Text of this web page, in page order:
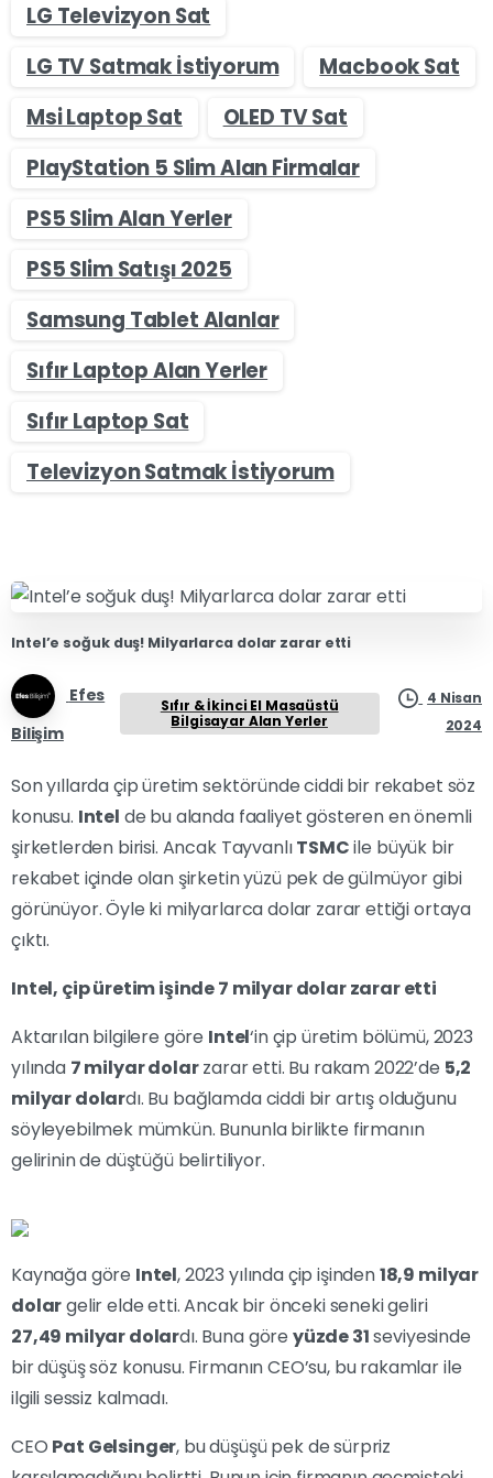
LG Televizyon Sat
LG TV Satmak İstiyorum
Macbook Sat
Msi Laptop Sat
OLED TV Sat
PlayStation 5 Slim Alan Firmalar
PS5 Slim Alan Yerler
PS5 Slim Satışı 2025
Samsung Tablet Alanlar
Sıfır Laptop Alan Yerler
Sıfır Laptop Sat
Televizyon Satmak İstiyorum
Intel’e soğuk duş! Milyarlarca dolar zarar etti
Efes
Bilişim
Sıfır & İkinci El Masaüstü
Bilgisayar Alan Yerler
4 Nisan
2024
Son yıllarda çip üretim sektöründe ciddi bir rekabet söz
konusu. Intel de bu alanda faaliyet gösteren en önemli
şirketlerden birisi. Ancak TayvanlıTSMCile büyük bir
rekabet içinde olan şirketin yüzü pek de gülmüyor gibi
görünüyor. Öyle ki milyarlarca dolar zarar ettiği ortaya
çıktı.
Intel, çip üretim işinde 7 milyar dolar zarar etti
Aktarılan bilgilere göre Intel‘in çip üretim bölümü, 2023
yılında 7 milyar dolarzarar etti. Bu rakam 2022’de 5,2
milyar dolardı. Bu bağlamda ciddi bir artış olduğunu
söyleyebilmek mümkün. Bununla birlikte firmanın
gelirinin de düştüğü belirtiliyor.
Kaynağa göre Intel, 2023 yılında çip işinden18,9 milyar
dolargelir elde etti. Ancak bir önceki seneki geliri
27,49 milyar dolardı. Buna göre yüzde 31seviyesinde
bir düşüş söz konusu. Firmanın CEO’su, bu rakamlar ile
ilgili sessiz kalmadı.
CEO Pat Gelsinger, bu düşüşü pek de sürpriz